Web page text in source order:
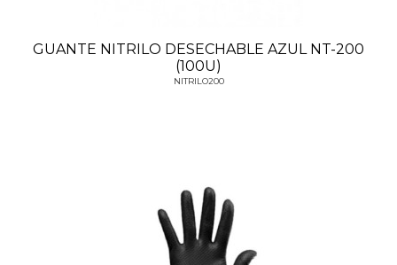
GUANTE NITRILO DESECHABLE AZUL NT-200
(100U)
NITRILO200